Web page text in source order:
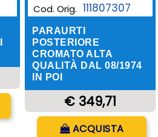
Cod. Orig. 111807307
PARAURTI
POSTERIORE
CROMATO ALTA
QUALITÀ DAL 08/1974
IN POI
€ 349,71
Quantità
ACQUISTA